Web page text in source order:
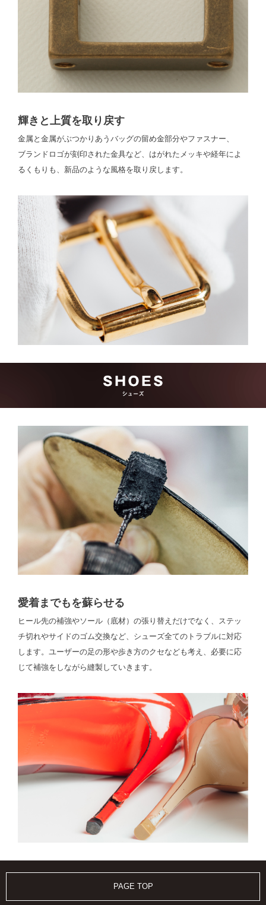
輝きと上質を取り戻す
金属と金属がぶつかりあうバッグの留め金部分やファスナー、
ブランドロゴが刻印された金具など、はがれたメッキや経年によ
るくもりも、新品のような風格を取り戻します。
愛着までもを蘇らせる
ヒール先の補強やソール（底材）の張り替えだけでなく、ステッ
チ切れやサイドのゴム交換など、シューズ全てのトラブルに対応
します。ユーザーの足の形や歩き方のクセなども考え、必要に応
じて補強をしながら縫製していきます。
PAGE TOP